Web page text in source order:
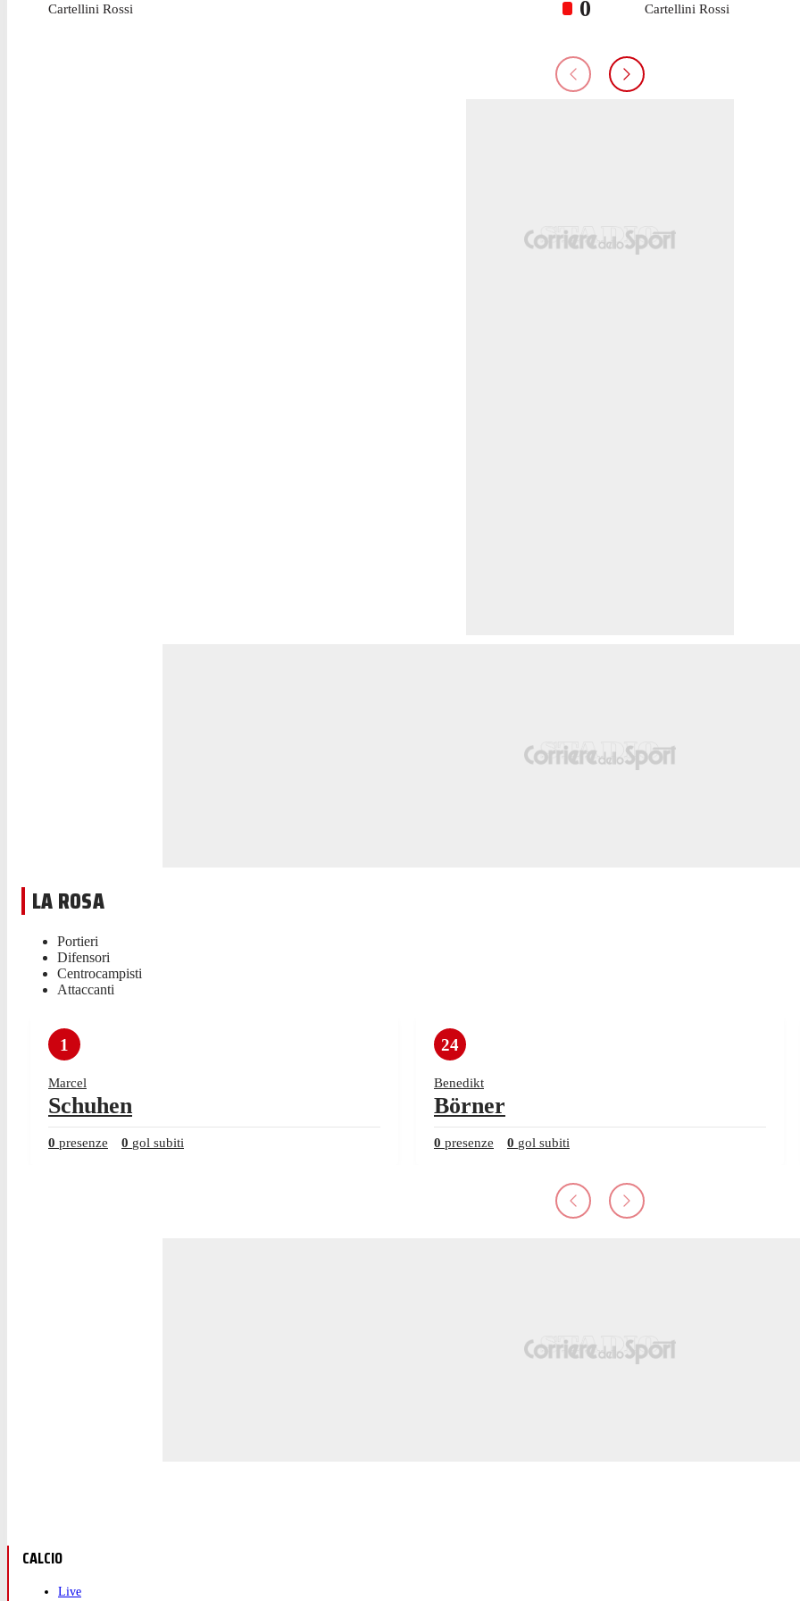
Cartellini Rossi 0 Cartellini Rossi
LA ROSA
Portieri
Difensori
Centrocampisti
Attaccanti
1
Marcel
Schuhen
0 presenze 0 gol subiti
24
Benedikt
Börner
0 presenze 0 gol subiti
CALCIO
Live